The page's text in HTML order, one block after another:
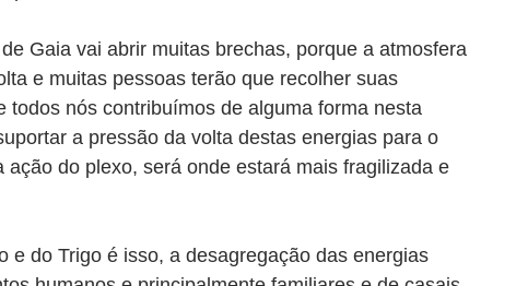
Gaia vai abrir muitas brechas, porque a atmosfera
e muitas pessoas terão que recolher suas
todos nós contribuímos de alguma forma nesta
a pressão da volta destas energias para o
do plexo, será onde estará mais fragilizada e
e do Trigo é isso, a desagregação das energias